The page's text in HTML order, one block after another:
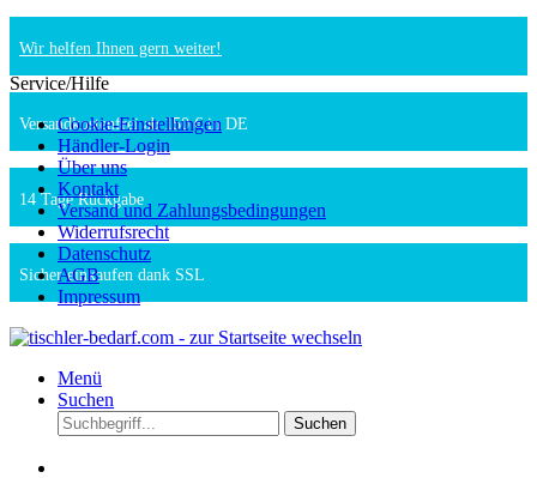
Wir helfen Ihnen gern weiter!
Versandkostenfrei ab 150 € in DE
14 Tage Rückgabe
Sicher einkaufen dank SSL
Service/Hilfe
Cookie-Einstellungen
Händler-Login
Über uns
Kontakt
Versand und Zahlungsbedingungen
Widerrufsrecht
Datenschutz
AGB
Impressum
Menü
Suchen
Suchen